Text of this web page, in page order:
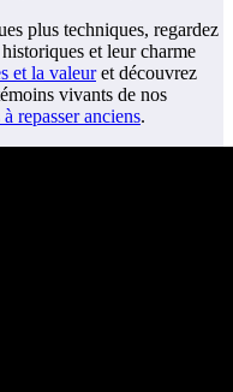
plus techniques, regardez
et leur charme
et la valeuret découvrez
vivants de nos
repasser anciens.